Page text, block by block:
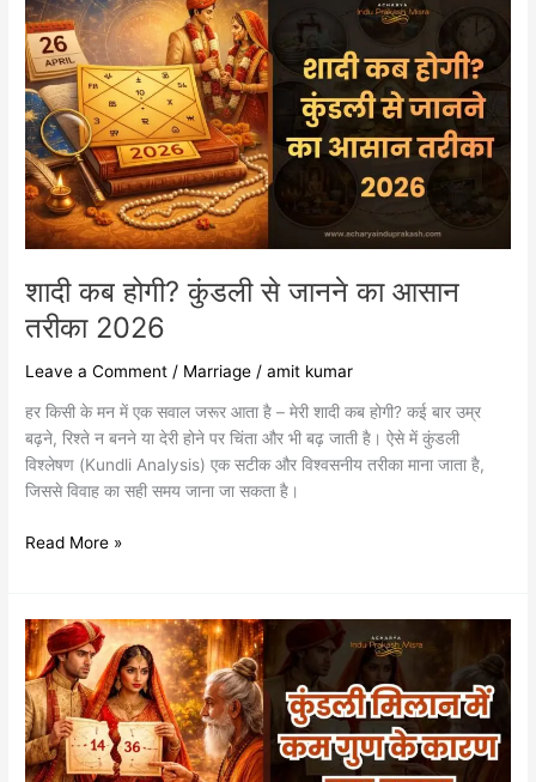
शादी कब होगी? कुंडली से जानने का आसान
तरीका 2026
Leave a Comment / Marriage /amit kumar
हर किसी के मन में एक सवाल जरूर आता है – मेरी शादी कब होगी? कई बार उम्र
बढ़ने, रिश्ते न बनने या देरी होने पर चिंता और भी बढ़ जाती है। ऐसे में कुंडली
विश्लेषण (Kundli Analysis) एक सटीक और विश्वसनीय तरीका माना जाता है,
जिससे विवाह का सही समय जाना जा सकता है।
कब
होगी?
कुंडली
से
जानने
का
आसान
तरीका
2026
Read More »
कुंडली
मिलान
में
कम
गुण
के